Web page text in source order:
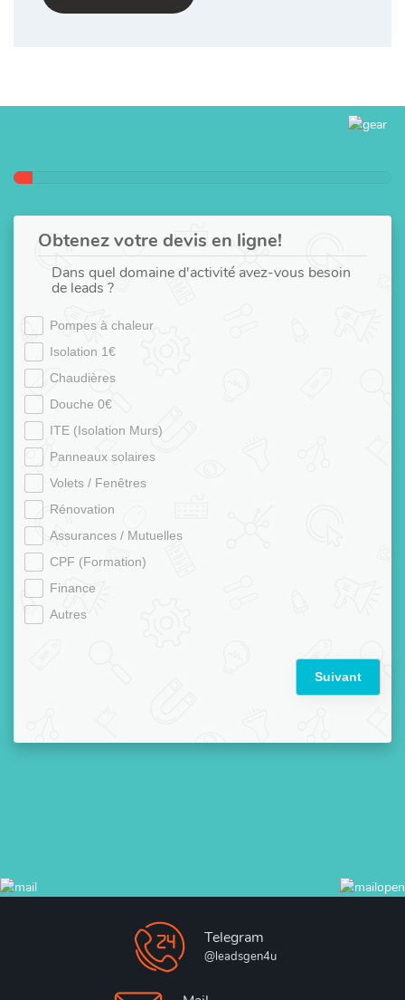
Obtenez votre devis en ligne!
Dans quel domaine d'activité avez-vous besoin
de leads ?
Pompes à chaleur
Isolation 1€
Chaudières
Douche 0€
ITE (Isolation Murs)
Panneaux solaires
Volets / Fenêtres
Rénovation
Assurances / Mutuelles
CPF (Formation)
Finance
Autres
Suivant
Telegram
@leadsgen4u